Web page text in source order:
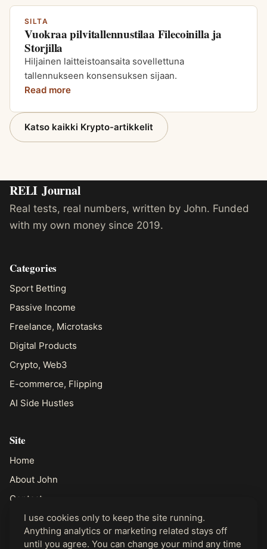
SILTA
Vuokraa pilvitallennustilaa Filecoinilla ja
Storjilla
Hiljainen laitteistoansaita sovellettuna
tallennukseen konsensuksen sijaan.
Read more
Katso kaikki Krypto-artikkelit
RELI Journal
Real tests, real numbers, written by John. Funded
with my own money since 2019.
Categories
Sport Betting
Passive Income
Freelance, Microtasks
Digital Products
Crypto, Web3
E-commerce, Flipping
AI Side Hustles
Site
Home
About John
Contact
Legal
I use cookies only to keep the site running.
Anything analytics or marketing related stays off
until you agree. You can change your mind any time